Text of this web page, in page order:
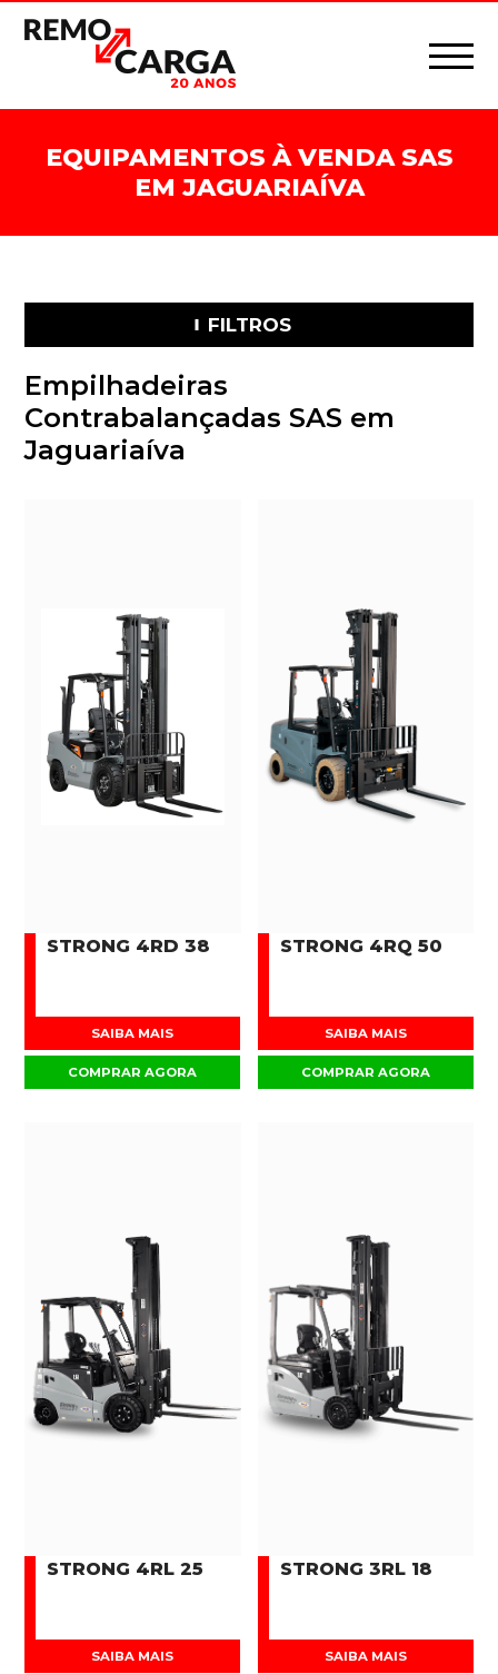
EQUIPAMENTOS À VENDA SAS
EM JAGUARIAÍVA
FILTROS
Empilhadeiras
Contrabalançadas SAS em
Jaguariaíva
STRONG 4RD 38
SAIBA MAIS
COMPRAR AGORA
STRONG 4RQ 50
SAIBA MAIS
COMPRAR AGORA
STRONG 4RL 25
SAIBA MAIS
STRONG 3RL 18
SAIBA MAIS